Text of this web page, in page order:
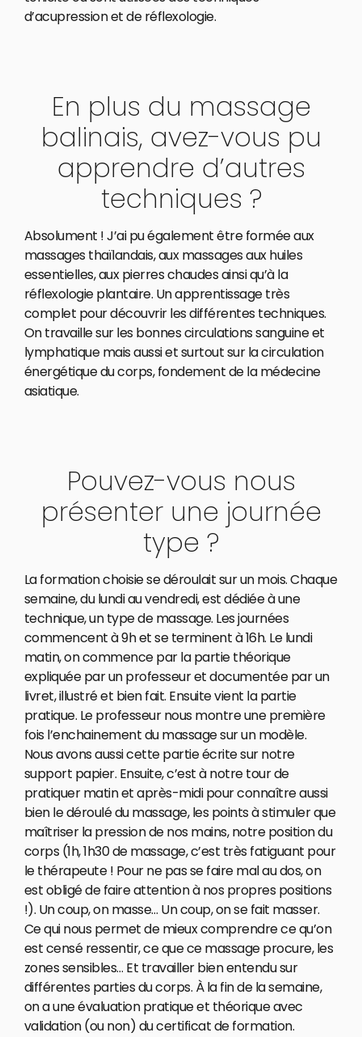
d’acupression et de réflexologie.
En plus du massage
balinais, avez-vous pu
apprendre d’autres
techniques ?
Absolument ! J’ai pu également être formée aux
massages thaïlandais, aux massages aux huiles
essentielles, aux pierres chaudes ainsi qu’à la
réflexologie plantaire. Un apprentissage très
complet pour découvrir les différentes techniques.
On travaille sur les bonnes circulations sanguine et
lymphatique mais aussi et surtout sur la circulation
énergétique du corps, fondement de la médecine
asiatique.
Pouvez-vous nous
présenter une journée
type ?
La formation choisie se déroulait sur un mois. Chaque
semaine, du lundi au vendredi, est dédiée à une
technique, un type de massage. Les journées
commencent à 9h et se terminent à 16h. Le lundi
matin, on commence par la partie théorique
expliquée par un professeur et documentée par un
livret, illustré et bien fait. Ensuite vient la partie
pratique. Le professeur nous montre une première
fois l’enchainement du massage sur un modèle.
Nous avons aussi cette partie écrite sur notre
support papier. Ensuite, c’est à notre tour de
pratiquer matin et après-midi pour connaître aussi
bien le déroulé du massage, les points à stimuler que
maîtriser la pression de nos mains, notre position du
corps (1h, 1h30 de massage, c’est très fatiguant pour
le thérapeute ! Pour ne pas se faire mal au dos, on
est obligé de faire attention à nos propres positions
!). Un coup, on masse… Un coup, on se fait masser.
Ce qui nous permet de mieux comprendre ce qu’on
est censé ressentir, ce que ce massage procure, les
zones sensibles… Et travailler bien entendu sur
différentes parties du corps. À la fin de la semaine,
on a une évaluation pratique et théorique avec
validation (ou non) du certificat de formation.